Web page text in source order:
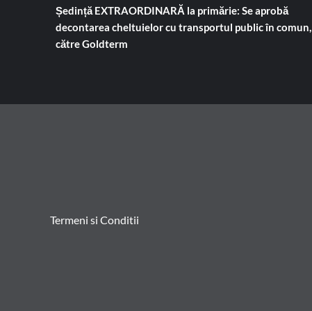
Ședință EXTRAORDINARĂ la primărie: Se aprobă
decontarea cheltuielor cu transportul public în comun,
către Goldterm
Termeni si Conditii